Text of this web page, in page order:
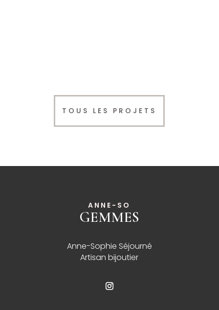
TOUS LES PROJETS
ANNE-SO
GEMMES
Anne-Sophie Séjourné
Artisan bijoutier